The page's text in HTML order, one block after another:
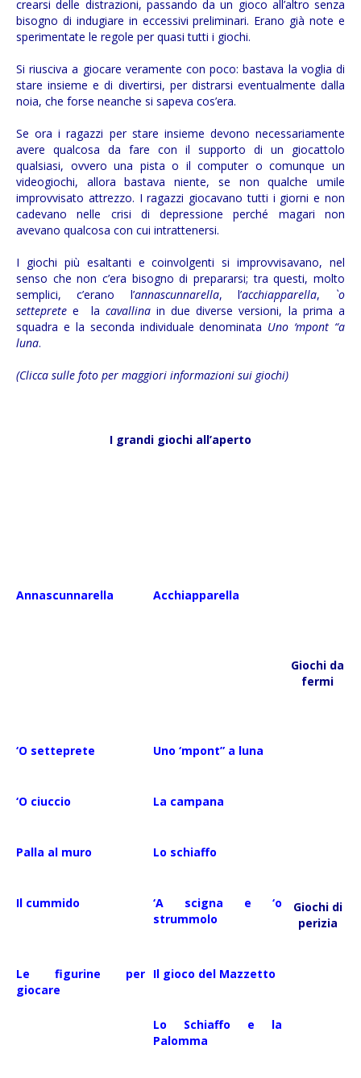
crearsi delle distrazioni, passando da un gioco all’altro senza
bisogno di indugiare in eccessivi preliminari. Erano già note e
sperimentate le regole per quasi tutti i giochi.
Si riusciva a giocare veramente con poco: bastava la voglia di
stare insieme e di divertirsi, per distrarsi eventualmente dalla
noia, che forse neanche si sapeva cos’era.
Se ora i ragazzi per stare insieme devono necessariamente
avere qualcosa da fare con il supporto di un giocattolo
qualsiasi, ovvero una pista o il computer o comunque un
videogiochi, allora bastava niente, se non qualche umile
improvvisato attrezzo. I ragazzi giocavano tutti i giorni e non
cadevano nelle crisi di depressione perché magari non
avevano qualcosa con cui intrattenersi.
I giochi più esaltanti e coinvolgenti si improvvisavano, nel
senso che non c’era bisogno di prepararsi; tra questi, molto
semplici, c’erano l’annascunnarella, l’acchiapparella,
`o
setteprete e la cavallinain due diverse versioni, la prima a
squadra e la seconda individuale denominata Uno ‘mpont “a
luna.
(Clicca sulle foto per maggiori informazioni sui giochi)
I grandi giochi all’aperto
Annascunnarella Acchiapparella
‘O setteprete Uno ‘mpont” a luna
‘O ciuccio
Giochi da
fermi
La campana
Palla al muro Lo schiaffo
Il cummido
‘A scigna e ‘o
strummolo
Giochi di
perizia
Le figurine per
giocare
Il gioco del Mazzetto
Lo Schiaffo e la
Palomma